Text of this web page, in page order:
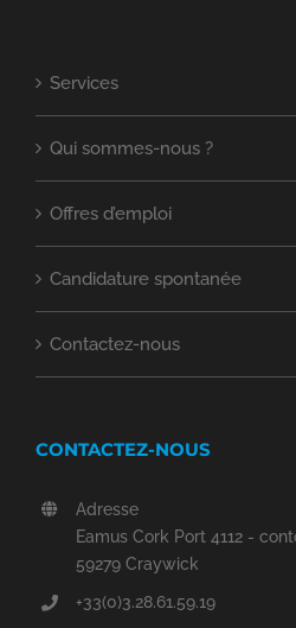
Services
Qui sommes-nous ?
Offres d’emploi
Candidature spontanée
Contactez-nous
CONTACTEZ-NOUS
Adresse
Eamus Cork Port 4112 -
59279 Craywick
+33(0)3.28.61.59.19